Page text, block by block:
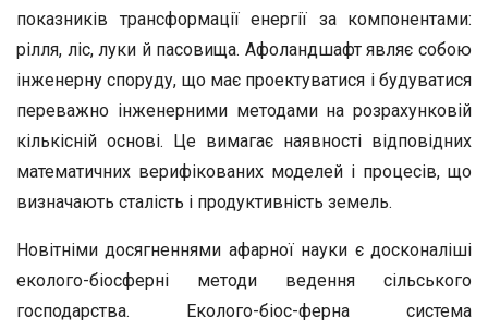
показників трансформації енергії за компонентами:
рілля, ліс, луки й пасови­ща. Афоландшафт являє собою
інженерну споруду, що має проек­туватися і будуватися
переважно інженерними методами на розра­хунковій
кількісній основі. Це вимагає наявності відповідних
мате­матичних верифікованих моделей і процесів, що
визначають ста­лість і продуктивність земель.
Новітніми досягненнями афарної науки є досконаліші
еколого-біосферні методи ведення сільського
господарства. Еколого-біос-ферна система